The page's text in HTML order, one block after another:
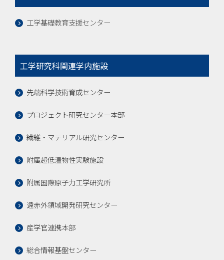
工学基礎教育支援センター
工学研究科関連学内施設
先端科学技術育成センター
プロジェクト研究センター本部
繊維・マテリアル研究センター
附属超低温物性実験施設
附属国際原子力工学研究所
遠赤外領域開発研究センター
産学官連携本部
総合情報基盤センター